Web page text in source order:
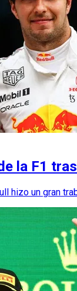
la F1
hizo un gran